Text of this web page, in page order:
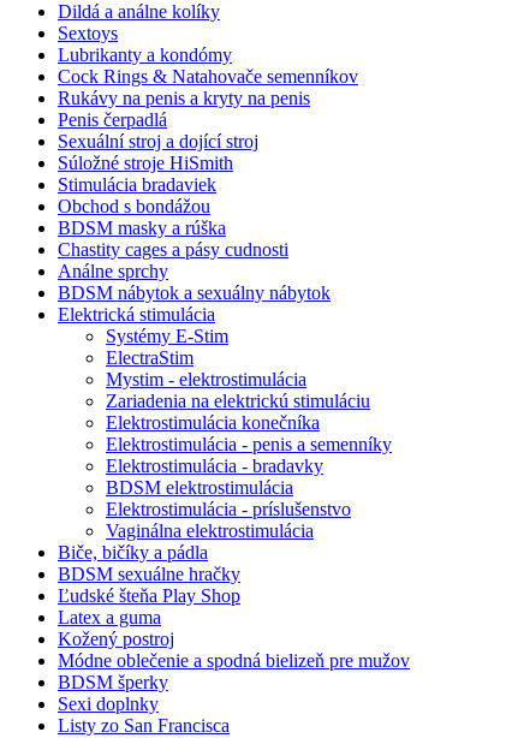
Dildá a análne kolíky
Sextoys
Lubrikanty a kondómy
Cock Rings & Natahovače semenníkov
Rukávy na penis a kryty na penis
Penis čerpadlá
Sexuální stroj a dojící stroj
Súložné stroje HiSmith
Stimulácia bradaviek
Obchod s bondážou
BDSM masky a rúška
Chastity cages a pásy cudnosti
Análne sprchy
BDSM nábytok a sexuálny nábytok
Elektrická stimulácia
Systémy E-Stim
ElectraStim
Mystim - elektrostimulácia
Zariadenia na elektrickú stimuláciu
Elektrostimulácia konečníka
Elektrostimulácia - penis a semenníky
Elektrostimulácia - bradavky
BDSM elektrostimulácia
Elektrostimulácia - príslušenstvo
Vaginálna elektrostimulácia
Biče, bičíky a pádla
BDSM sexuálne hračky
Ľudské šteňa Play Shop
Latex a guma
Kožený postroj
Módne oblečenie a spodná bielizeň pre mužov
BDSM šperky
Sexi doplnky
Listy zo San Francisca